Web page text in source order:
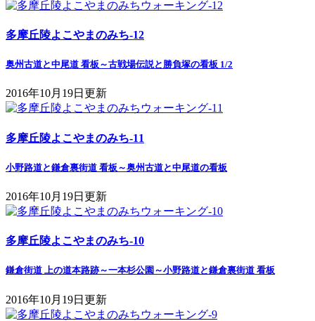
多摩丘陵よこやまのみち-12
奥州古道と中尾道 看板～古戦場伝説と勝負塚の看板 1/2
2016年10月19日更新
多摩丘陵よこやまのみち-11
小野路道と鎌倉裏街道 看板～奥州古道と中尾道の看板
2016年10月19日更新
多摩丘陵よこやまのみち-10
鎌倉街道 上の道本路跡～一本杉公園～小野路道と鎌倉裏街道 看板
2016年10月19日更新